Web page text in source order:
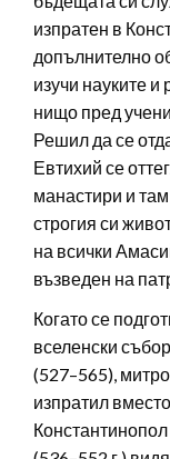
изпратен в
допълнително
изучи науките
нищо пред
Решил да се
Евтихий се
манастири и
строгия си
на всички
възведен на
Когато се
вселенски
(527–565),
изпратил